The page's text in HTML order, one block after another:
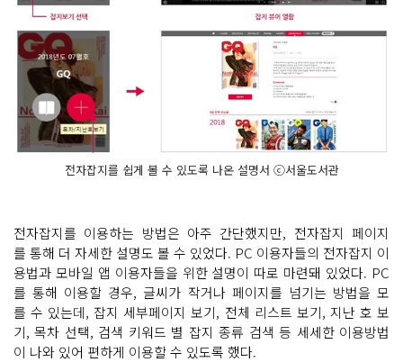
전자잡지를 쉽게 볼 수 있도록 나온 설명서 ⓒ서울도서관
전자잡지를 이용하는 방법은 아주 간단했지만, 전자잡지 페이지
를 통해 더 자세한 설명도 볼 수 있었다. PC 이용자들의 전자잡지 이
용법과 모바일 앱 이용자들을 위한 설명이 따로 마련돼 있었다. PC
를 통해 이용할 경우, 글씨가 작거나 페이지를 넘기는 방법을 모
를 수 있는데, 잡지 세부페이지 보기, 전체 리스트 보기, 지난 호 보
기, 목차 선택, 검색 키워드 별 잡지 종류 검색 등 세세한 이용방법
이 나와 있어 편하게 이용할 수 있도록 했다.